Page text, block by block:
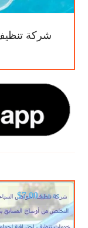
شركة
$10.00
$7.00